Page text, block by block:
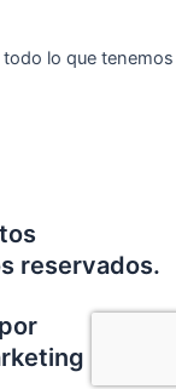
lo que tenemos
reservados.
por